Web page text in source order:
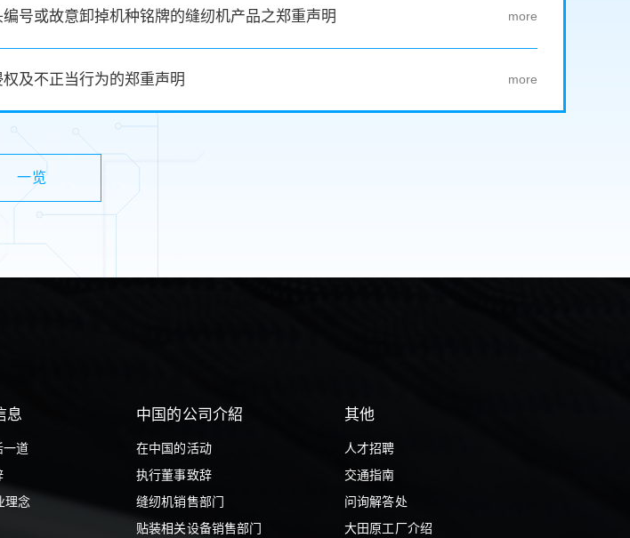
号或故意卸掉机种铭牌的缝纫机产品之郑重声明
及不正当行为的郑重声明
一览
息
一道
理念
中国的公司介紹
在中国的活动
执行董事致辞
缝纫机销售部门
贴装相关设备销售部门
其他
人才招聘
交通指南
问询解答处
大田原工厂介绍